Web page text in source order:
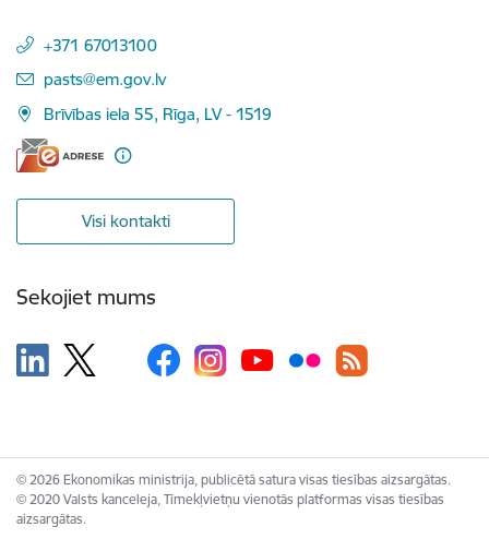
+371 67013100
E-pasts:
pasts@em.gov.lv
Brīvības iela 55, Rīga, LV - 1519
Visi kontakti
Sekojiet mums
© 2026 Ekonomikas ministrija, publicētā satura visas tiesības aizsargātas.
© 2020 Valsts kanceleja, Tīmekļvietņu vienotās platformas visas tiesības
aizsargātas.